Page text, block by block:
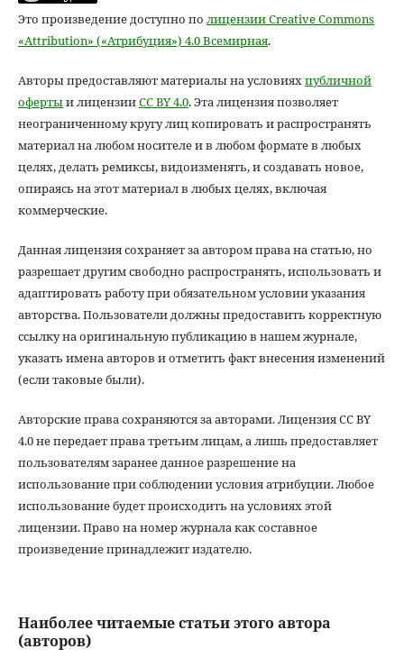
Это произведение доступно по лицензии Creative Commons
«Attribution» («Атрибуция») 4.0 Всемирная.
Авторы предоставляют материалы на условияхпубличной
офертыи лицензииCC BY 4.0. Эта лицензия позволяет
неограниченному кругу лиц копировать и распространять
материал на любом носителе и в любом формате в любых
целях, делать ремиксы, видоизменять, и создавать новое,
опираясь на этот материал в любых целях, включая
коммерческие.
Данная лицензия сохраняет за автором права на статью, но
разрешает другим свободно распространять, использовать и
адаптировать работу при обязательном условии указания
авторства. Пользователи должны предоставить корректную
ссылку на оригинальную публикацию в нашем журнале,
указать имена авторов и отметить факт внесения изменений
(если таковые были).
Авторские права сохраняются за авторами. Лицензия CC BY
4.0 не передает права третьим лицам, а лишь предоставляет
пользователям заранее данное разрешение на
использование при соблюдении условия атрибуции. Любое
использование будет происходить на условиях этой
лицензии. Право на номер журнала как составное
произведение принадлежит издателю.
Наиболее читаемые статьи этого автора
(авторов)